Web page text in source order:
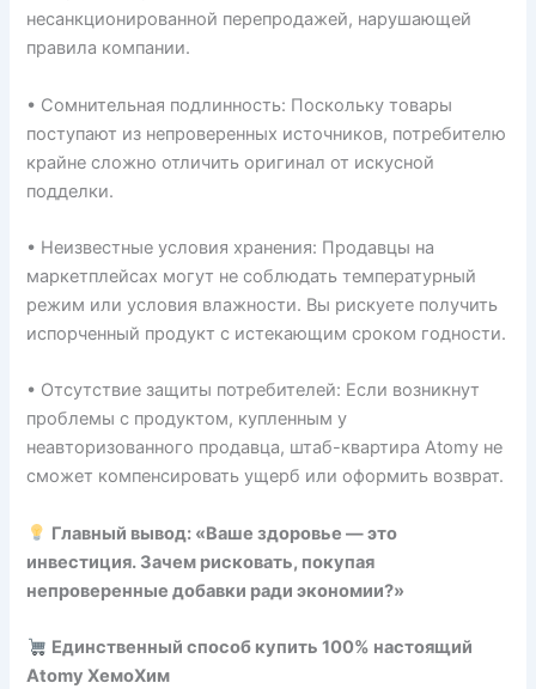
несанкционированной перепродажей, нарушающей
правила компании.
• Сомнительная подлинность: Поскольку товары
поступают из непроверенных источников, потребителю
крайне сложно отличить оригинал от искусной
подделки.
• Неизвестные условия хранения: Продавцы на
маркетплейсах могут не соблюдать температурный
режим или условия влажности. Вы рискуете получить
испорченный продукт с истекающим сроком годности.
• Отсутствие защиты потребителей: Если возникнут
проблемы с продуктом, купленным у
неавторизованного продавца, штаб-квартира Atomy не
сможет компенсировать ущерб или оформить возврат.
Главный вывод: «Ваше здоровье — это
инвестиция. Зачем рисковать, покупая
непроверенные добавки ради экономии?»
Единственный способ купить 100% настоящий
Atomy ХемоХим